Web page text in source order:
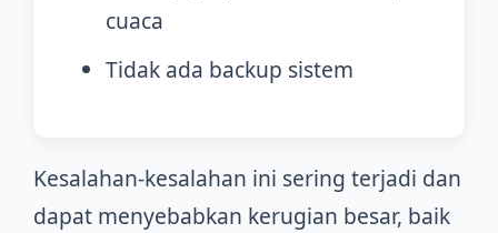
cuaca
Tidak ada backup sistem
Kesalahan-kesalahan ini sering terjadi dan
dapat menyebabkan kerugian besar, baik